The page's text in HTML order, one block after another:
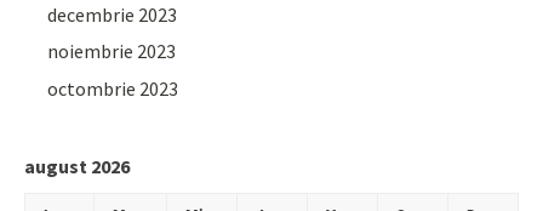
decembrie 2023
noiembrie 2023
octombrie 2023
august 2026